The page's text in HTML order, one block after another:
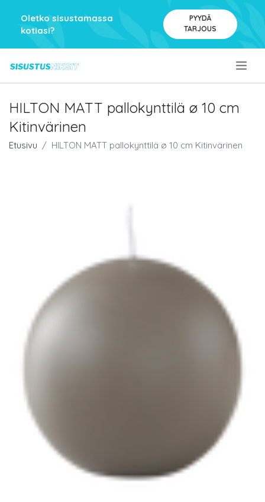
Oletko sisustamassa
kotiasi?
PYYDÄ
TARJOUS
HILTON MATT pallokynttilä ø 10 cm
Kitinvärinen
Etusivu HILTON MATT pallokynttilä ø 10 cm Kitinvärinen